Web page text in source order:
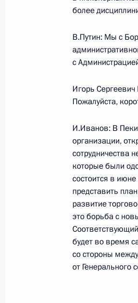
Александровский зал
20 января
банка
20 января 2004
19 января
Ответы на
«Президент
«Президент
19 января 2004
более
В.Путин: Мы с
с
Игорь
Пожалуйста,
И.Иванов: В
организации,
сотрудничества
которые были
состоится в
представить
развитие
это борьба с
будет во время
со стороны
от Генерального